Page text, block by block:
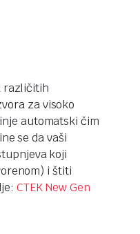
različitih
za visoko
automatski čim
se da vaši
koji
i štiti
CTEK New Gen